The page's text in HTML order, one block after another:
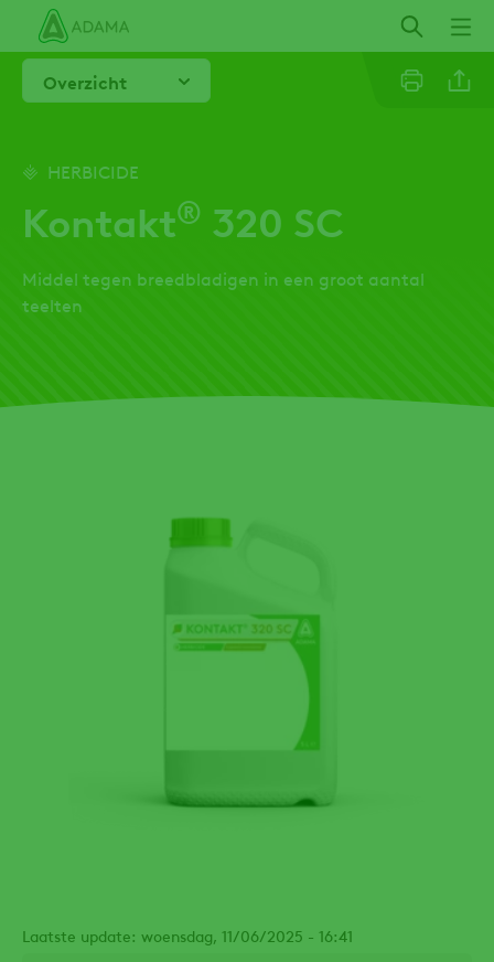
Overslaan
naar
Overzicht
HERBICIDE
Kontakt® 320 SC
Middel tegen breedbladigen in een groot aantal
teelten
Laatste update: woensdag, 11/06/2025 - 16:41